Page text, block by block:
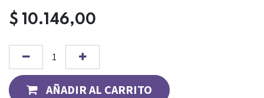
$ 10.146,00
AÑADIR AL CARRITO